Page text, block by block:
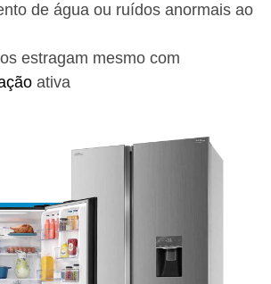
de água ou ruídos anormais ao
estragam mesmo com
ativa